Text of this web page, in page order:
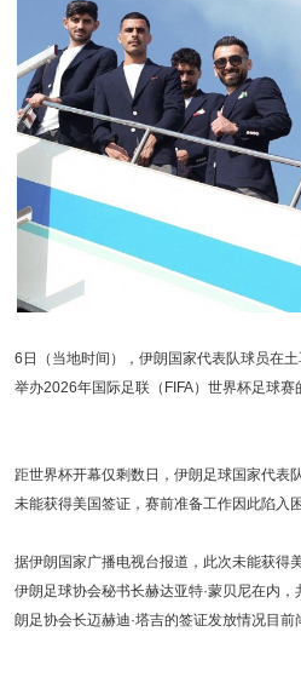
6日（当地时间），伊朗国家代表队球员在
举办2026年国际足联（FIFA）世界杯足球赛
距世界杯开幕仅剩数日，伊朗足球国家代表
未能获得美国签证，赛前准备工作因此陷入困
据伊朗国家广播电视台报道，此次未能获得
伊朗足球协会秘书长赫达亚特·蒙贝尼在内
朗足协会长迈赫迪·塔吉的签证发放情况目前